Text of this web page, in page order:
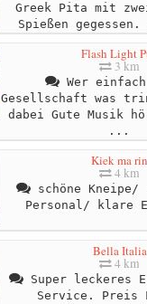
Greek Pita mit
Spießen
Flash Light
3 km
Wer
Gesellschaft was
dabei Gute Musik
...
Kiek ma rin
4 km
schöne Kneipe/
Personal/ klare
Bella Italia
4 km
Super leckeres
Service. Preis